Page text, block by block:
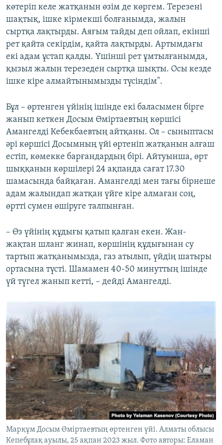
көтеріп келе жатқанын өзім де көргем. Терезені
шақтық, ішке кірмекші болғанымда, жалын
сыртқа лақтырды. Аяғым тайды деп ойлап, екінші
рет қайта секірдім, қайта лақтырды. Артымдағы
екі адам ұстап қалды. Үшінші рет ұмтылғанымда,
қызыл жалын терезеден сыртқа шықты. Осы кезде
ішке кіре алмайтынымызды түсіндім".
Бұл – өртенген үйінің ішінде екі баласымен бірге
жанып кеткен Досым Өміртаевтың көршісі
Амангелді Кебекбаевтың айтқаны. Ол – сыныптасы
әрі көршісі Досымның үйі өртеніп жатқанын алғаш
естіп, көмекке барғандардың бірі. Айтуынша, өрт
шыққанын көршілері 24 ақпанда сағат 17.30
шамасында байқаған. Амангелді мен тағы бірнеше
адам жалындап жатқан үйге кіре алмаған соң,
өртті сумен өшіруге талпынған.
– Өз үйінің құдығы қатып қалған екен. Жан-
жақтан шланг жинап, көршінің құдығынан су
тартып жатқанымызда, газ атылып, үйдің шатыры
ортасына түсті. Шамамен 40-50 минуттың ішінде
үй түгел жанып кетті, – дейді Амангелді.
Марқұм Досым Өміртаевтың өртенген үйі. Алматы облысы
Кепебұлақ ауылы, 25 ақпан 2023 жыл. Фото авторы: Еламан